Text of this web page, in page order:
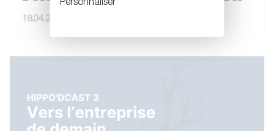
Personnaliser
18.04.2023